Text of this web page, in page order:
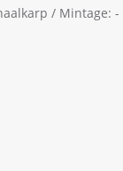
/ Mintage: -